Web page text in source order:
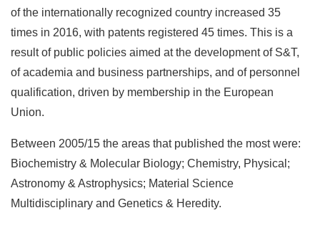
of the internationally recognized country increased 35
times in 2016, with patents registered 45 times. This is a
result of public policies aimed at the development of S&T,
of academia and business partnerships, and of personnel
qualification, driven by membership in the European
Union.
Between 2005/15 the areas that published the most were:
Biochemistry & Molecular Biology; Chemistry, Physical;
Astronomy & Astrophysics; Material Science
Multidisciplinary and Genetics & Heredity.